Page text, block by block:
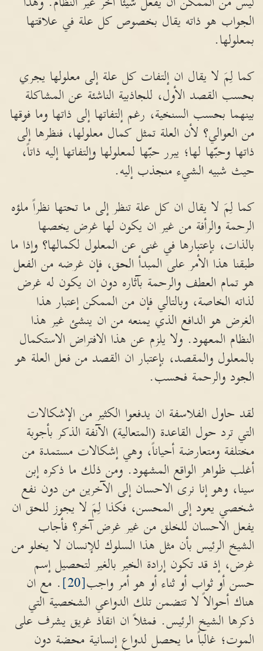
الجواب هو ذاته يقال بخصوص كل علة في علاقتها
بمعلولها.
كما لِمَ لا يقال ان إلتفات كل علة إلى معلولها يجري
بحسب القصد الأول، للجاذبية الناشئة عن المشاكلة
بينهما بحسب السنخية، رغم إلتفاتها إلى ذاتها وما فوقها
من العوالي؟ لأن العلة تمثل كمال معلولها، فنظرها إلى
ذاتها وحبّها لها؛ يبرر حبّها لمعلولها وإلتفاتها إليه ذاتاً،
حيث شبيه الشيء منجذب إليه.
كما لِمَ لا يقال ان كل علة تنظر إلى ما تحتها نظراً ملؤه
الرحمة والرأفة من غير ان يكون لها غرض يخصها
بالذات، بإعتبارها في غنى عن المعلول لكمالها؟ وإذا ما
طبقنا هذا الأمر على المبدأ الحق، فإن غرضه من الفعل
هو تمام العطف والرحمة بآثاره دون ان يكون له غرض
لذاته الخاصة، وبالتالي فإن من الممكن إعتبار هذا
الغرض هو الدافع الذي يمنعه من ان ينشئ غير هذا
النظام المعهود. ولا يلزم عن هذا الافتراض الاستكمال
بالمعلول والمقصد، بإعتبار ان القصد من فعل العلة هو
الجود والرحمة فحسب.
لقد حاول الفلاسفة ان يدفعوا الكثير من الإشكالات
التي ترد حول القاعدة (المتعالية) الآنفة الذكر بأجوبة
مختلفة ومتعارضة أحياناً، وهي إشكالات مستمدة من
أغلب ظواهر الواقع المشهود. ومن ذلك ما ذكره إبن
سينا، وهو إنا نرى الاحسان إلى الآخرين من دون نفع
شخصي يعود إلى المحسن، فكذا لِمَ لا يجوز للحق ان
يفعل الاحسان للخلق من غير غرض آخر؟ فأجاب
الشيخ الرئيس بأن مثل هذا السلوك للإنسان لا يخلو من
غرض، إذ قد تكون إرادة الخير بالغير لتحصيل إسم
حسن أو ثواب أو ثناء أو هو أمر واجب[20]
. مع ان
هناك أحوالاً لا تتضمن تلك الدواعي الشخصية التي
ذكرها الشيخ الرئيس. فمثلاً ان انقاذ غريق يشرف على
الموت؛ غالباً ما يحصل لدواعٍ إنسانية محضة دون